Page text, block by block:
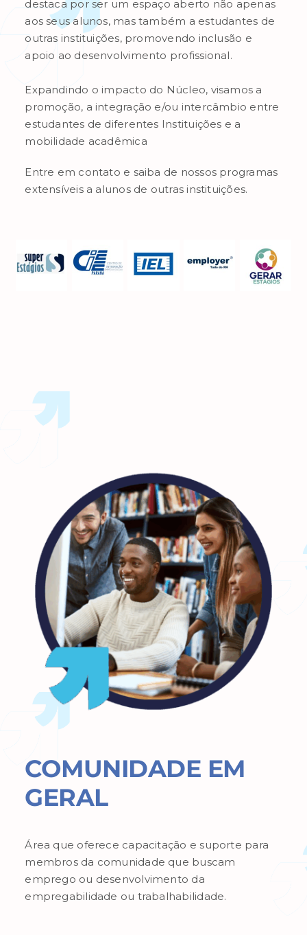
destaca por ser um espaço aberto não apenas
aos seus alunos, mas também a estudantes de
outras instituições, promovendo inclusão e
apoio ao desenvolvimento profissional.
Expandindo o impacto do Núcleo, visamos a
promoção, a integração e/ou intercâmbio entre
estudantes de diferentes Instituições e a
mobilidade acadêmica
Entre em contato e saiba de nossos programas
extensíveis a alunos de outras instituições.
COMUNIDADE EM
GERAL
Área que oferece capacitação e suporte para
membros da comunidade que buscam
emprego ou desenvolvimento da
empregabilidade ou trabalhabilidade.